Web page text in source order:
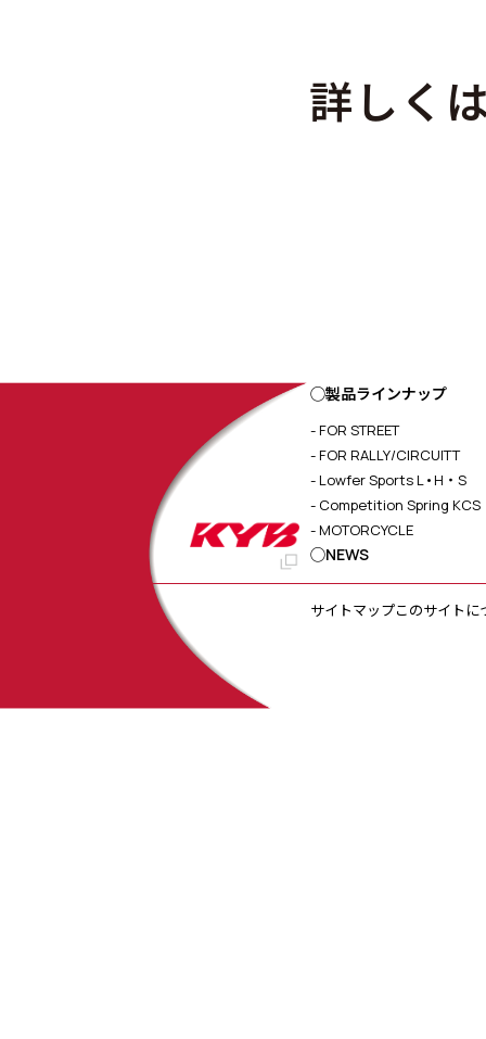
詳しく
◯製品ラインナップ
- FOR STREET
- FOR RALLY/CIRCUITT
- Lowfer Sports L•H・S
- Competition Spring KCS
- MOTORCYCLE
◯NEWS
サイトマップこのサイトに